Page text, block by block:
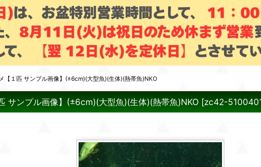
【１匹 サンプル画像】(±6cm)(大型魚)(生体)(熱帯魚)NKO
サンプル画像】(±6cm)(大型魚)(生体)(熱帯魚)NKO [zc42-